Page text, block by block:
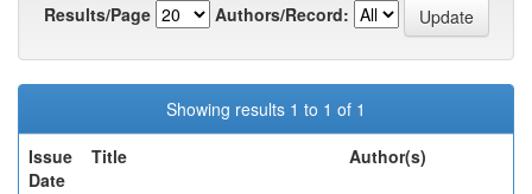
Results/Page
Authors/Record:
Showing results 1 to 1 of 1
Issue
Date
Title Author(s)